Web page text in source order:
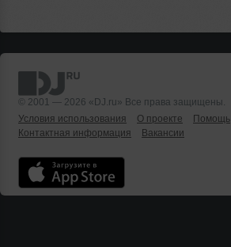
© 2001 — 2026 «DJ.ru» Все права защищены.
Условия использования
О проекте Помощь
Контактная информация
Вакансии